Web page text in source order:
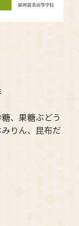
、果糖ぶどう
りん、昆布だ